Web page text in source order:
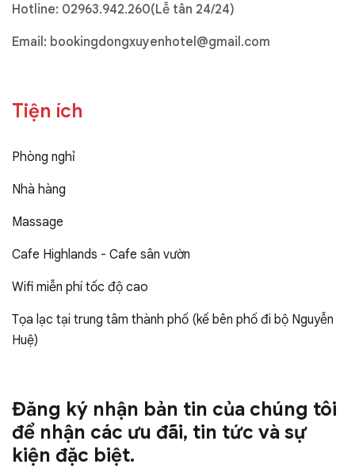
Hotline: 02963.942.260(Lễ tân 24/24)
Email: bookingdongxuyenhotel@gmail.com
Tiện ích
Phòng nghỉ
Nhà hàng
Massage
Cafe Highlands - Cafe sân vườn
Wifi miễn phí tốc độ cao
Tọa lạc tại trung tâm thành phố (kế bên phố đi bộ Nguyễn
Huệ)
Đăng ký nhận bản tin của chúng tôi
để nhận các ưu đãi, tin tức và sự
kiện đặc biệt.